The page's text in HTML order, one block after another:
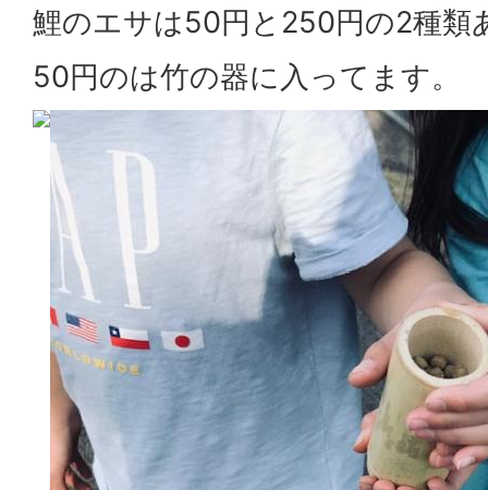
鯉のエサは50円と250円の2種類
50円のは竹の器に入ってます。